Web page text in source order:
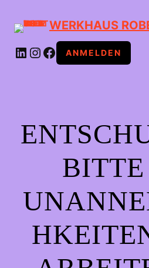
WERKHAUS
LINKEDIN INSTAGRAMFACEBOOK ANMELDEN